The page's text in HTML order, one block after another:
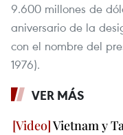
9.600 millones de
aniversario de la
con el nombre del
1976).
VER MÁS
Vietnam y